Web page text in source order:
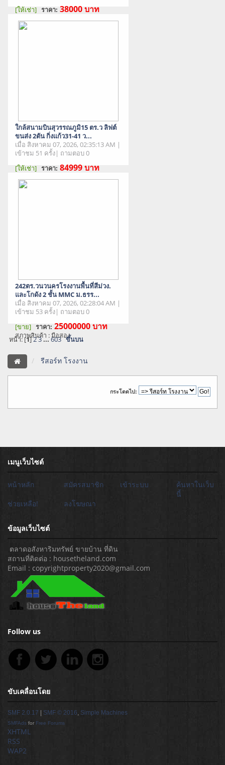
[ให้เช่า] ราคา: 38000บาท
ใกล้สนามบินสุวรรณภูมิ15 ตร.ว ลิฟต์
ขนส่ง 2ตัน กิ่งแก้ว31-41 ว...
เมื่อ สิงหาคม 07, 2026, 02:35:13 AM |
เข้าชม 51 ครั้ง| ถามตอบ 0
[ให้เช่า] ราคา: 84999บาท
242ตร.วนวนครโรงงานพื้นที่สีม่วง.
และโกดัง 2 ชั้น MMC ม.ธรร...
เมื่อ สิงหาคม 07, 2026, 02:28:04 AM |
เข้าชม 53 ครั้ง| ถามตอบ 0
[ขาย] ราคา: 25000000บาท
สภาพสินค้า : มือสอง
หน้า: [1]23...603 ขึ้นบน
รีสอร์ท โรงงาน
กระโดดไป:
เมนูเว็บไซต์
หน้าหลัก สมัครสมาชิก เข้าระบบ
ค้นหาในเว็บ
นี้
ช่วยเหลือ!
ลงโฆษณา
ข้อมูลเว็บไซต์
ตลาดอสังหาริมทรัพย์ ขายบ้าน ที่ดิน
สถานที่ติดต่อ : housetheland.com
Email : copyrightproperty2020@gmail.com
Follow us
ขับเคลื่อนโดย
SMF 2.0.17 SMF © 2016, Simple Machines
SMFAds for Free Forums
XHTML
RSS
WAP2